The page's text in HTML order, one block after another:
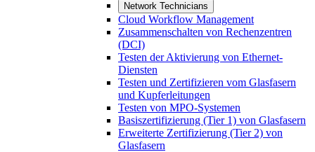
Network Technicians
Cloud Workflow Management
Zusammenschalten von Rechenzentren
(DCI)
Testen der Aktivierung von Ethernet-
Diensten
Testen und Zertifizieren vom Glasfasern
und Kupferleitungen
Testen von MPO-Systemen
Basiszertifizierung (Tier 1) von Glasfasern
Erweiterte Zertifizierung (Tier 2) von
Glasfasern